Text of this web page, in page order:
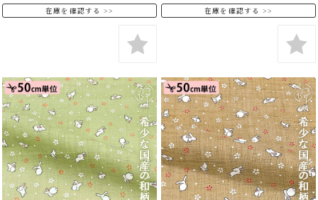
在庫を確認する 在庫を確認する